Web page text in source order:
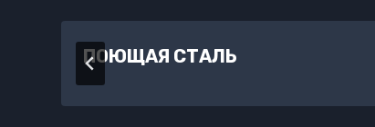
ПОЮЩАЯ СТАЛЬ